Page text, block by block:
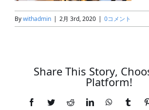
Bywithadmin | 2月 3rd, 2020 | 0コメント
Share This Story,
Platform!
FacebookTwitterRedditLinkedInWhatsAppTumblr